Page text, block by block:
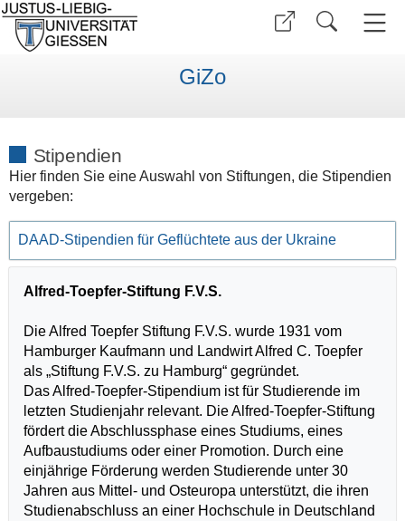
GiZo
Stipendien
Hier finden Sie eine Auswahl von Stiftungen, die Stipendien
vergeben:
DAAD-Stipendien für Geflüchtete aus der Ukraine
Alfred-Toepfer-Stiftung F.V.S.
Die Alfred Toepfer Stiftung F.V.S. wurde 1931 vom
Hamburger Kaufmann und Landwirt Alfred C. Toepfer
als „Stiftung F.V.S. zu Hamburg“ gegründet.
Das Alfred-Toepfer-Stipendium ist für Studierende im
letzten Studienjahr relevant. Die Alfred-Toepfer-Stiftung
fördert die Abschlussphase eines Studiums, eines
Aufbaustudiums oder einer Promotion. Durch eine
einjährige Förderung werden Studierende unter 30
Jahren aus Mittel- und Osteuropa unterstützt, die ihren
Studienabschluss an einer Hochschule in Deutschland